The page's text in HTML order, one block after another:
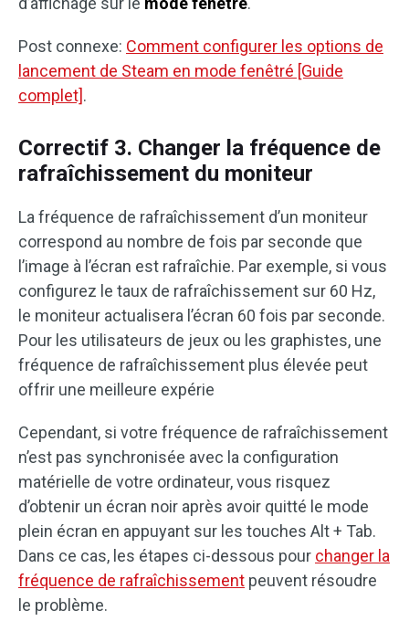
Post connexe: Comment configurer les options de
lancement de Steam en mode fenêtré [Guide
complet].
Correctif 3. Changer la fréquence de
rafraîchissement du moniteur
La fréquence de rafraîchissement d’un moniteur
correspond au nombre de fois par seconde que
l’image à l’écran est rafraîchie. Par exemple, si vous
configurez le taux de rafraîchissement sur 60 Hz,
le moniteur actualisera l’écran 60 fois par seconde.
Pour les utilisateurs de jeux ou les graphistes, une
fréquence de rafraîchissement plus élevée peut
offrir une meilleure expérie
Cependant, si votre fréquence de rafraîchissement
n’est pas synchronisée avec la configuration
matérielle de votre ordinateur, vous risquez
d’obtenir un écran noir après avoir quitté le mode
plein écran en appuyant sur les touches Alt + Tab.
Dans ce cas, les étapes ci-dessous pour changer la
fréquence de rafraîchissement peuvent résoudre
le problème.